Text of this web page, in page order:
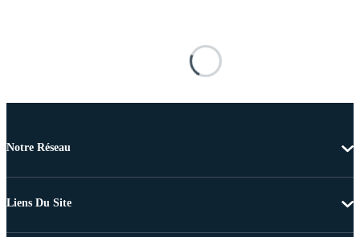
Notre Réseau
Liens Du Site